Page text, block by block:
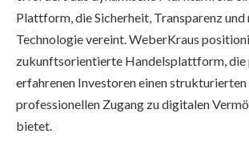
Plattform, die Sicherheit, Transparenz und
Technologie vereint. WeberKraus
zukunftsorientierte Handelsplattform, die
erfahrenen Investoren einen strukturierten
professionellen Zugang zu digitalen
bietet.